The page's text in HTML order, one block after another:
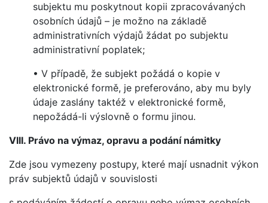
subjektu mu poskytnout kopii zpracovávaných
osobních údajů – je možno na základě
administrativních výdajů žádat po subjektu
administrativní poplatek;
• V případě, že subjekt požádá o kopie v
elektronické formě, je preferováno, aby mu byly
údaje zaslány taktéž v elektronické formě,
nepožádá-li výslovně o formu jinou.
VIII. Právo na výmaz, opravu a podání námitky
Zde jsou vymezeny postupy, které mají usnadnit výkon
práv subjektů údajů v souvislosti